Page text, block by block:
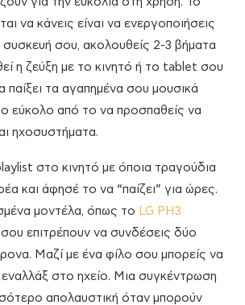
να κάνεις είναι να ενεργοποιήσεις
σου, ακολουθείς 2-3 βήματα
η ζεύξη με το κινητό ή το tablet σου
παίξει τα αγαπημένα σου μουσικά
εύκολο από το να προσπαθείς να
ηχοσυστήματα.
στο κινητό με όποια τραγούδια
και άφησέ το να “παίζει” για ώρες.
μοντέλα, όπως το LG PH3
σου επιτρέπουν να συνδέσεις δύο
Μαζί με ένα φίλο σου μπορείς να
εναλλάξ στο ηχείο. Μια συγκέντρωση
απολαυστική όταν μπορούν